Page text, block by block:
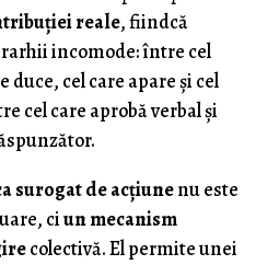
reale, fiindcă
incomode: între cel
duce, cel care apare și cel
cel care aprobă verbal și
surogat de acțiunenu este
ciun mecanism
colectivă. El permite unei